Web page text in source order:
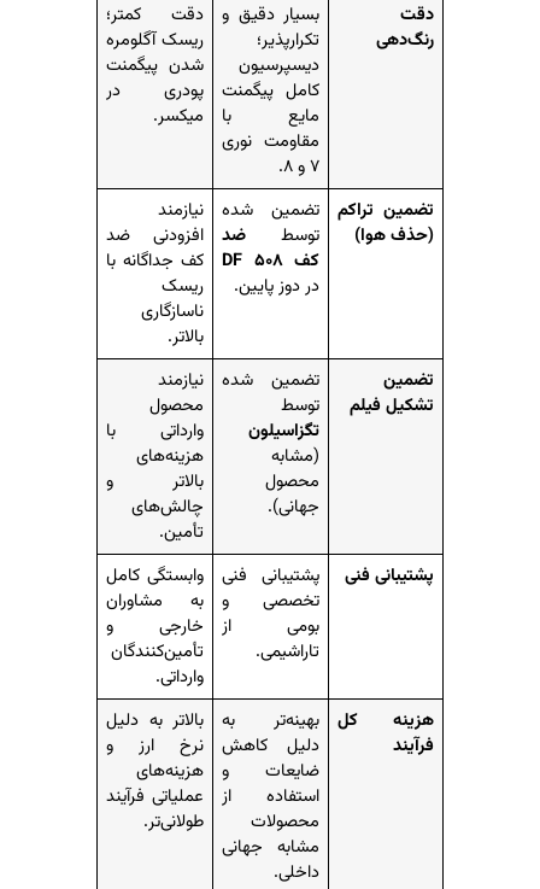
دقت
رنگ‌دهی
بسیار دقیق و
تکرارپذیر؛
دیسپرسیون
کامل پیگمنت
مایع با
مقاومت نوری
۷ و ۸.
دقت کمتر؛
ریسک آگلومره
شدن پیگمنت
پودری در
میکسر.
تضمین تراکم
(حذف هوا)
تضمین شده
توسط ضد
کف DF ۵۰۸
در دوز پایین.
نیازمند
افزودنی ضد
کف جداگانه با
ریسک
ناسازگاری
بالاتر.
تضمین
تشکیل فیلم
تضمین شده
توسط
تگزاسیلون
(مشابه
محصول
جهانی).
نیازمند
محصول
وارداتی با
هزینه‌های
بالاتر و
چالش‌های
تأمین.
پشتیبانی فنی
پشتیبانی فنی
تخصصی و
بومی از
تاراشیمی.
وابستگی کامل
به مشاوران
خارجی و
تأمین‌کنندگان
وارداتی.
هزینه کل
فرآیند
بهینه‌تر به
دلیل کاهش
ضایعات و
استفاده از
محصولات
مشابه جهانی
داخلی.
بالاتر به دلیل
نرخ ارز و
هزینه‌های
عملیاتی فرآیند
طولانی‌تر.